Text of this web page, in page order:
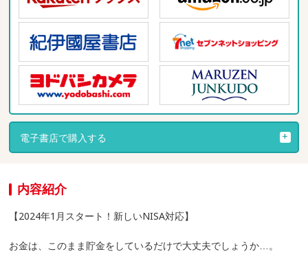
電子書店で購入する
内容紹介
【2024年1月スタート！新しいNISA対応】
お金は、このまま貯金をしているだけで大丈夫でしょうか…。